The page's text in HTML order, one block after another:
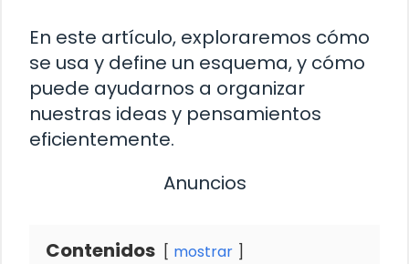
En este artículo, exploraremos cómo
se usa y define un esquema, y cómo
puede ayudarnos a organizar
nuestras ideas y pensamientos
eficientemente.
Anuncios
Contenidos mostrar